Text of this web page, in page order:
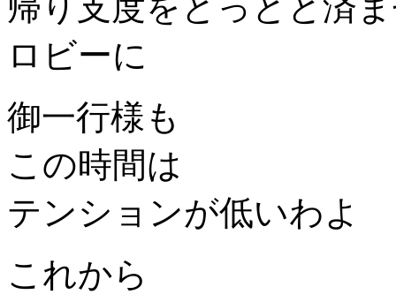
帰り支度をとっとと済
ロビーに
御一行様も
この時間は
テンションが低いわよ
これから